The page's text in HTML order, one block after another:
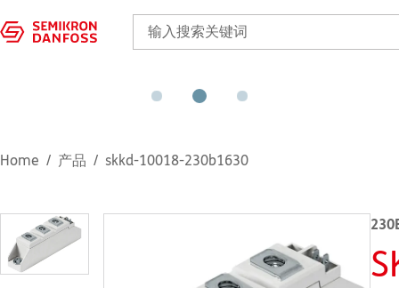
Home 产品 skkd-10018-230b1630